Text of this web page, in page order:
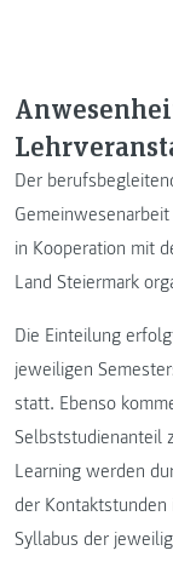
Der
Gemeinwesenarbeit
in Kooperation mit
Land Steiermark
Die Einteilung
jeweiligen
statt. Ebenso
Selbststudienanteil
Learning werden
der
Syllabus der